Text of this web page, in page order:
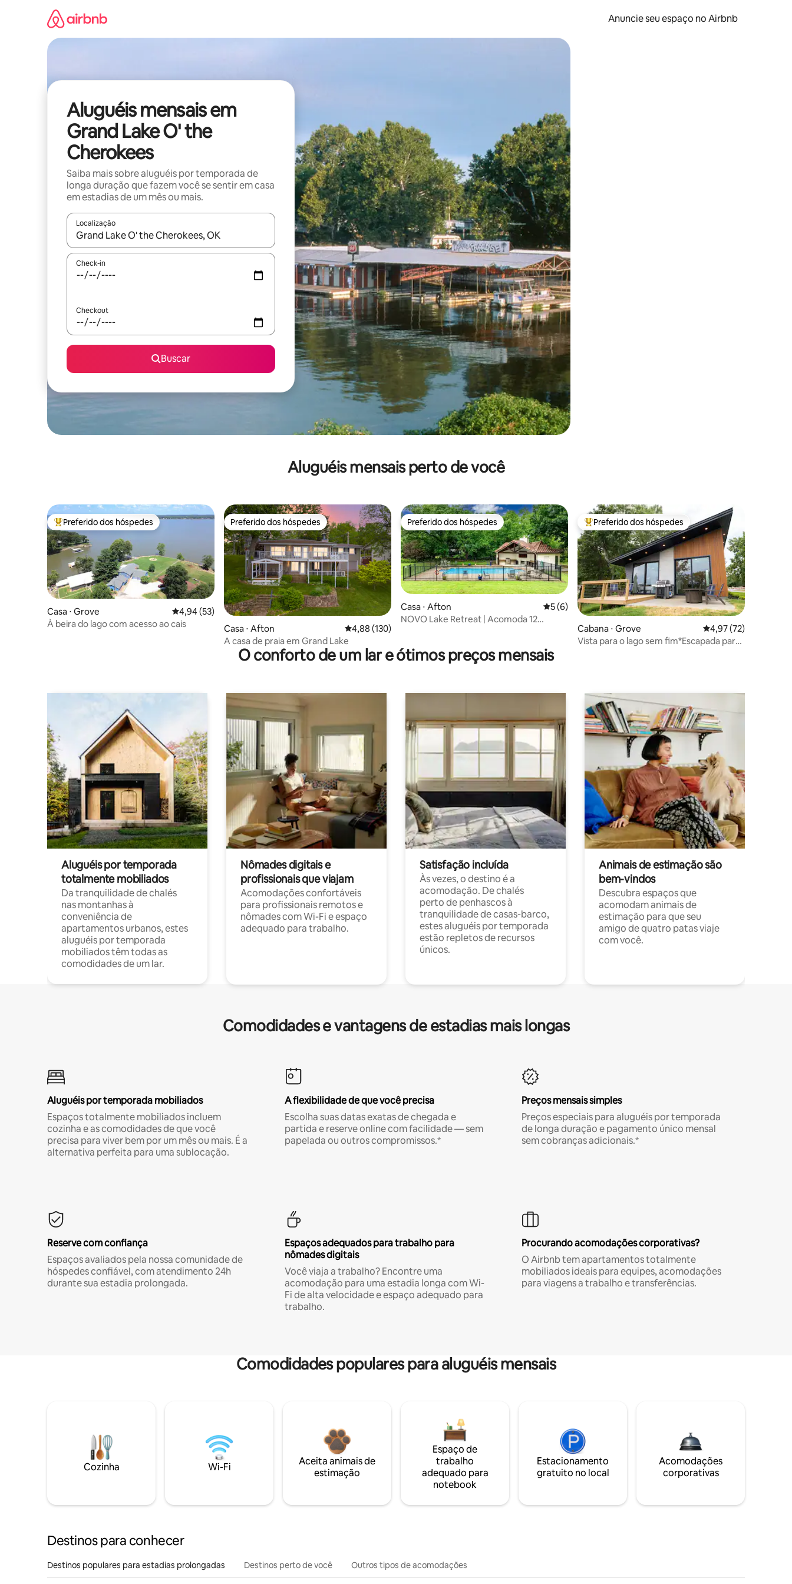
Anuncie seu espaço no Airbnb
Aluguéis mensais em
Grand Lake O' the
Cherokees
Saiba mais sobre aluguéis por temporada de
longa duração que fazem você se sentir em casa
em estadias de um mês ou mais.
Localização
Quando os resultados estiverem disponíveis, explore-os usando as seta para cima e para baixo do teclado ou tocando e deslizando o dedo na tela.
Check-in
Checkout
Buscar
Aluguéis mensais perto de você
Entre os melhores preferidos dos hóspedes
Preferido dos hóspedes
Casa ⋅ Grove 4,94 de uma avaliação média de 5, 53 avaliações
4,94 (53)
À beira do lago com acesso ao cais
Preferido dos hóspedes
Preferido dos hóspedes
Casa ⋅ Afton 4,88 de uma avaliação média de 5, 130 avaliações
4,88 (130)
A casa de praia em Grand Lake
Preferido dos hóspedes
Preferido dos hóspedes
Casa ⋅ Afton 5 de uma avaliação média de 5, 6 avaliações
5 (6)
NOVO Lake Retreat | Acomoda 12
Entre os melhores preferidos dos hóspedes
Preferido dos hóspedes
Cabana ⋅ Grove 4,97 de uma
4,97 (72)
Vista para o lago sem fim*Escapada para
O conforto de um lar e ótimos preços mensais
Aluguéis por temporada
totalmente mobiliados
Da tranquilidade de chalés
nas montanhas à
conveniência de
apartamentos urbanos, estes
aluguéis por temporada
mobiliados têm todas as
comodidades de um lar.
Nômades digitais e
profissionais que viajam
Acomodações confortáveis
para profissionais remotos e
nômades com Wi-Fi e espaço
adequado para trabalho.
Satisfação incluída
Às vezes, o destino é a
acomodação. De chalés
perto de penhascos à
tranquilidade de casas-barco,
estes aluguéis por temporada
estão repletos de recursos
únicos.
Animais de estimação são
bem-vindos
Descubra espaços que
acomodam animais de
estimação para que seu
amigo de quatro patas viaje
com você.
Comodidades e vantagens de estadias mais longas
Aluguéis por temporada mobiliados
Espaços totalmente mobiliados incluem
cozinha e as comodidades de que você
precisa para viver bem por um mês ou mais. É a
alternativa perfeita para uma sublocação.
A flexibilidade de que você precisa
Escolha suas datas exatas de chegada e
partida e reserve online com facilidade — sem
papelada ou outros compromissos.*
Preços mensais simples
Preços especiais para aluguéis por temporada
de longa duração e pagamento único mensal
sem cobranças adicionais.*
Reserve com confiança
Espaços avaliados pela nossa comunidade de
hóspedes confiável, com atendimento 24h
durante sua estadia prolongada.
Espaços adequados para trabalho para
nômades digitais
Você viaja a trabalho? Encontre uma
acomodação para uma estadia longa com Wi-
Fi de alta velocidade e espaço adequado para
trabalho.
Procurando acomodações corporativas?
O Airbnb tem apartamentos totalmente
mobiliados ideais para equipes, acomodações
para viagens a trabalho e transferências.
Comodidades populares para aluguéis mensais
Cozinha Wi-Fi
Aceita animais de
estimação
Espaço de
trabalho
adequado para
notebook
Estacionamento
gratuito no local
Acomodações
corporativas
Destinos para conhecer
Destinos populares para estadias prolongadas Destinos perto de você Outros tipos de acomodações